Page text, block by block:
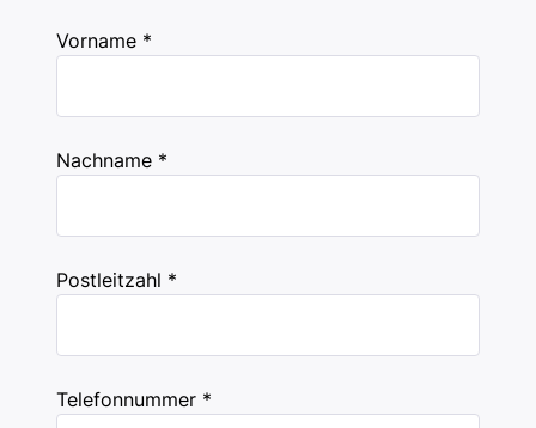
Vorname *
Nachname *
Postleitzahl *
Telefonnummer *